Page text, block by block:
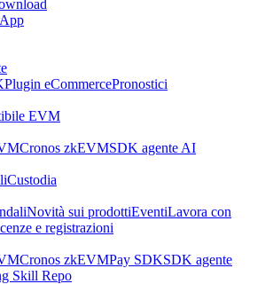
Plugin eCommercePronostici
EVM
Cronos zkEVMSDK agente AI
Custodia
Novità sui prodottiEventiLavora con
e registrazioni
Cronos zkEVMPay SDKSDK agente
Skill Repo